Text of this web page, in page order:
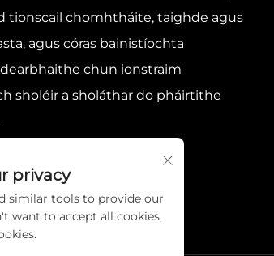
tionscail chomhtháite, taighde agus
agus córas bainistíochta
chun ionstraim
sholéir a sholáthar do pháirtithe
privacy
similar tools to provide our
want to accept all cookies,